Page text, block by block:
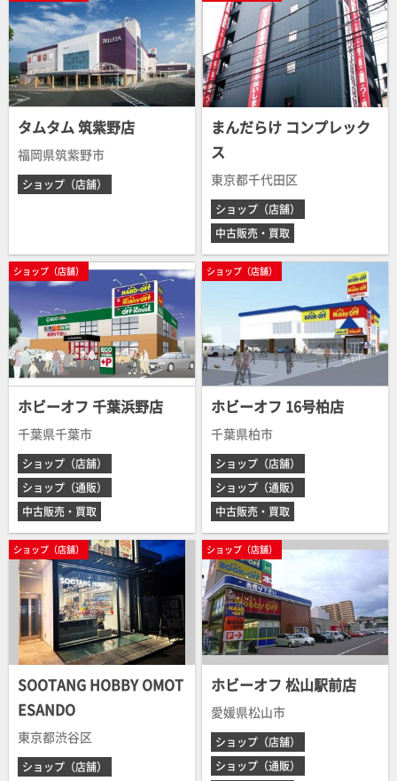
タムタム 筑紫野店
福岡県筑紫野市
ショップ（店舗）
まんだらけ コンプレック
ス
東京都千代田区
ショップ（店舗）
中古販売・買取
ショップ（店舗）
ホビーオフ 千葉浜野店
千葉県千葉市
ショップ（店舗）
ショップ（通販）
中古販売・買取
ショップ（店舗）
ホビーオフ 16号柏店
千葉県柏市
ショップ（店舗）
ショップ（通販）
中古販売・買取
ショップ（店舗）
SOOTANG HOBBY OMOT
ESANDO
東京都渋谷区
ショップ（店舗）
ショップ（店舗）
ホビーオフ 松山駅前店
愛媛県松山市
ショップ（店舗）
ショップ（通販）